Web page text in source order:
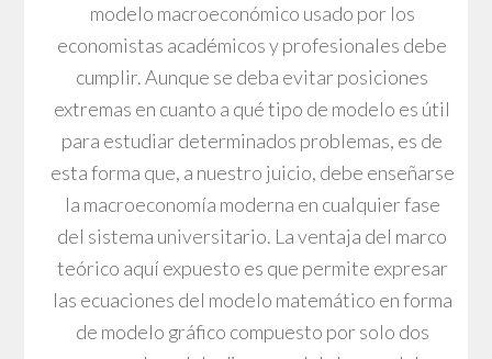
modelo macroeconómico usado por los
economistas académicos y profesionales debe
cumplir. Aunque se deba evitar posiciones
extremas en cuanto a qué tipo de modelo es útil
para estudiar determinados problemas, es de
esta forma que, a nuestro juicio, debe enseñarse
la macroeconomía moderna en cualquier fase
del sistema universitario. La ventaja del marco
teórico aquí expuesto es que permite expresar
las ecuaciones del modelo matemático en forma
de modelo gráfico compuesto por solo dos